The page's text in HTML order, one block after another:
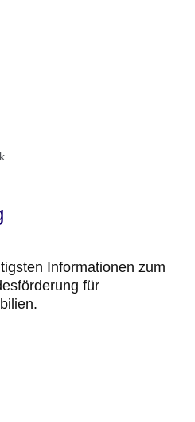
Informationen zum
für